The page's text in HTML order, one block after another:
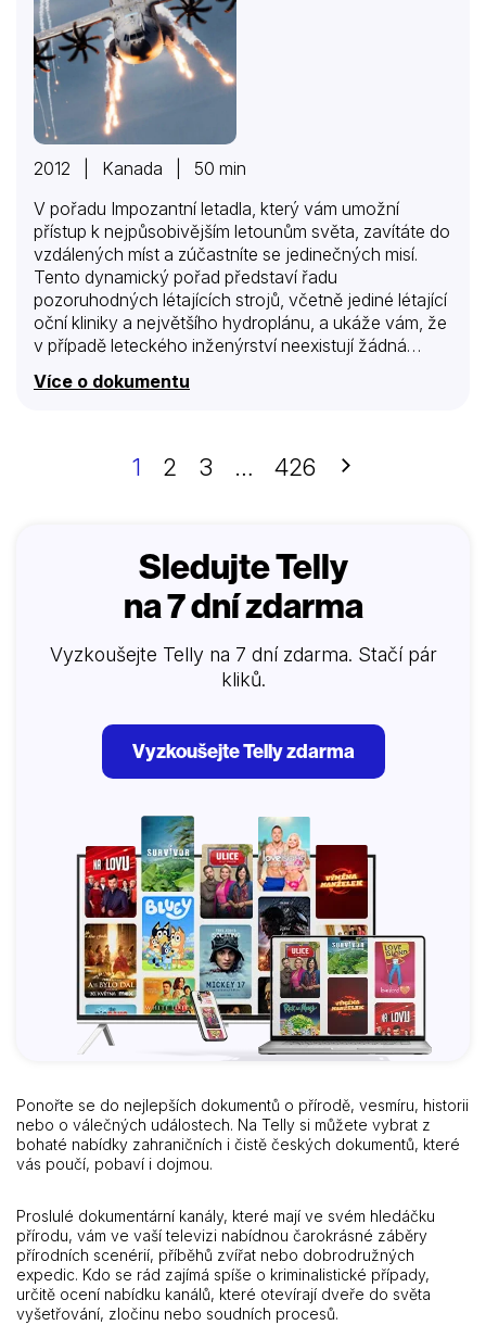
2012 | Kanada | 50 min
V pořadu Impozantní letadla, který vám umožní
přístup k nejpůsobivějším letounům světa, zavítáte do
vzdálených míst a zúčastníte se jedinečných misí.
Tento dynamický pořad představí řadu
pozoruhodných létajících strojů, včetně jediné létající
oční kliniky a největšího hydroplánu, a ukáže vám, že
v případě leteckého inženýrství neexistují žádná
Více o dokumentu
1 2 3 … 426 Další
Sledujte Telly
na 7 dní zdarma
Vyzkoušejte Telly na 7 dní zdarma. Stačí pár
kliků.
Vyzkoušejte Telly zdarma
Ponořte se do nejlepších dokumentů o přírodě, vesmíru, historii
nebo o válečných událostech. Na Telly si můžete vybrat z
bohaté nabídky zahraničních i čistě českých dokumentů, které
vás poučí, pobaví i dojmou.
Proslulé dokumentární kanály, které mají ve svém hledáčku
přírodu, vám ve vaší televizi nabídnou čarokrásné záběry
přírodních scenérií, příběhů zvířat nebo dobrodružných
expedic. Kdo se rád zajímá spíše o kriminalistické případy,
určitě ocení nabídku kanálů, které otevírají dveře do světa
vyšetřování, zločinu nebo soudních procesů.